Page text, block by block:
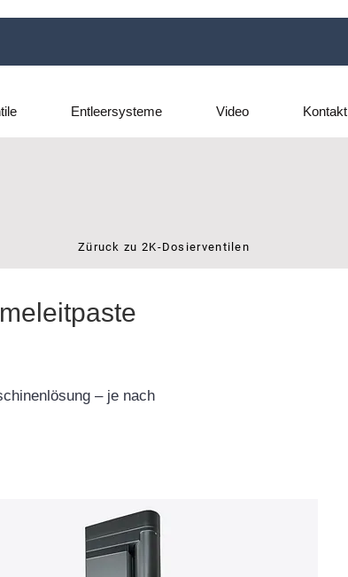
Entleersysteme Video Kontakt
Züruck zu 2K-Dosierventilen
– je nach